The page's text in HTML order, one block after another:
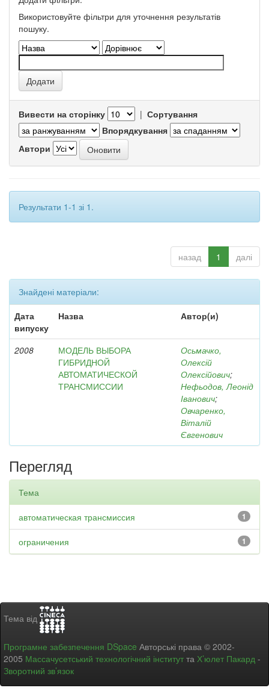
Використовуйте фільтри для уточнення результатів
пошуку.
Вивести на сторінку | Сортування
Впорядкування
Автори
Результати 1-1 зі 1.
назад 1 далі
Знайдені матеріали:
Дата
випуску
Назва Автор(и)
2008
МОДЕЛЬ ВЫБОРА
ГИБРИДНОЙ
АВТОМАТИЧЕСКОЙ
ТРАНСМИССИИ
Осьмачко,
Олексій
Олексійович;
Нефьодов, Леонід
Іванович;
Овчаренко,
Віталій
Євгенович
Перегляд
Тема
1
автоматическая трансмиссия
1
ограничения
Тема від
Програмне забезпечення DSpace Авторські права © 2002-
2005 Массачусетський технологічний інститут та Х’юлет Пакард -
Зворотний зв’язок